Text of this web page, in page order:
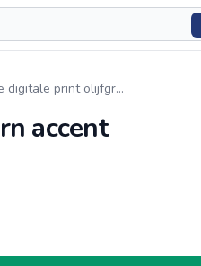
digitale print olijfgr...
accent